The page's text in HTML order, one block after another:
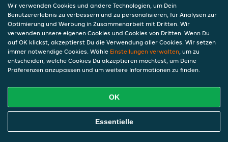
Roti
2x ovales Vollkorn-Fladenbrot
2,97 €
inkl. Pfand (0,00 €)
Finger Food
Online Essen Bestellen
Wir verwenden Cookies und andere Technologien, um Dein
Benutzererlebnis zu verbessern und zu personalisieren, für Analysen zur
Optimierung und Werbung in Zusammenarbeit mit Dritten. Wir
verwenden unsere eigenen Cookies und Cookies von Dritten. Wenn Du
auf OK klickst, akzeptierst Du die Verwendung aller Cookies. Wir setzen
immer notwendige Cookies. Wähle Einstellungen verwalten, um zu
entscheiden, welche Cookies Du akzeptieren möchtest, um Deine
Präferenzen anzupassen und um weitere Informationen zu finden.
OK
Essentielle